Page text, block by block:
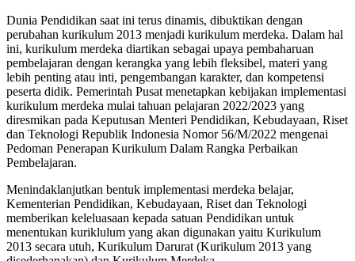
Dunia Pendidikan saat ini terus dinamis, dibuktikan dengan
perubahan kurikulum 2013 menjadi kurikulum merdeka. Dalam hal
ini, kurikulum merdeka diartikan sebagai upaya pembaharuan
pembelajaran dengan kerangka yang lebih fleksibel, materi yang
lebih penting atau inti, pengembangan karakter, dan kompetensi
peserta didik. Pemerintah Pusat menetapkan kebijakan implementasi
kurikulum merdeka mulai tahuan pelajaran 2022/2023 yang
diresmikan pada Keputusan Menteri Pendidikan, Kebudayaan, Riset
dan Teknologi Republik Indonesia Nomor 56/M/2022 mengenai
Pedoman Penerapan Kurikulum Dalam Rangka Perbaikan
Pembelajaran.
Menindaklanjutkan bentuk implementasi merdeka belajar,
Kementerian Pendidikan, Kebudayaan, Riset dan Teknologi
memberikan keleluasaan kepada satuan Pendidikan untuk
menentukan kuriklulum yang akan digunakan yaitu Kurikulum
2013 secara utuh, Kurikulum Darurat (Kurikulum 2013 yang